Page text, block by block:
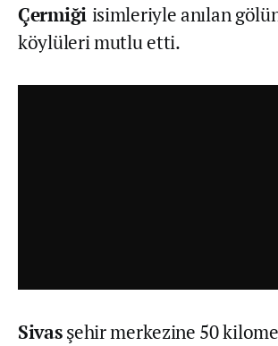
Çermiği isimleriyle anılan
köylüleri mutlu etti.
Sivasşehir merkezine 50